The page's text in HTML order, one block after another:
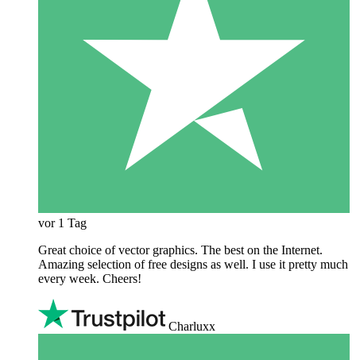
vor 1 Tag
Great choice of vector graphics. The best on the Internet.
Amazing selection of free designs as well. I use it pretty much
every week. Cheers!
Charluxx